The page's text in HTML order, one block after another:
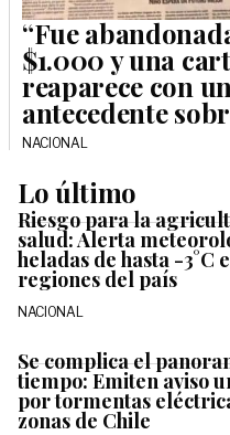
“Fue
$1.000 y una
reaparece con
antecedente
NACIONAL
Lo último
Riesgo para la
salud: Alerta
heladas de hasta -3°C
regiones del país
NACIONAL
Se complica el
tiempo: Emiten aviso
por tormentas
zonas de Chile